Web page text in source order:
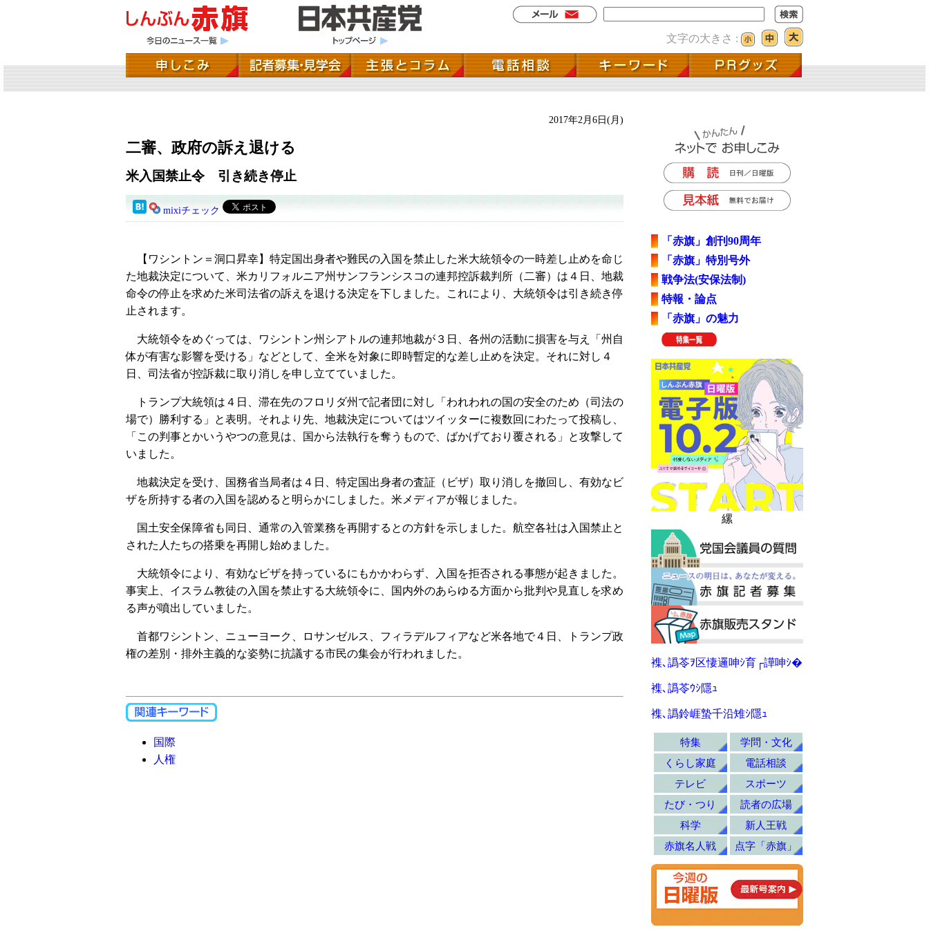
文字の大きさ :
2017年2月6日(月)
二審、政府の訴え退ける
米入国禁止令 引き続き停止
mixiチェック
【ワシントン＝洞口昇幸】特定国出身者や難民の入国を禁止した米大統領令の一時差し止めを命じ
た地裁決定について、米カリフォルニア州サンフランシスコの連邦控訴裁判所（二審）は４日、地裁
命令の停止を求めた米司法省の訴えを退ける決定を下しました。これにより、大統領令は引き続き停
止されます。
大統領令をめぐっては、ワシントン州シアトルの連邦地裁が３日、各州の活動に損害を与え「州自
体が有害な影響を受ける」などとして、全米を対象に即時暫定的な差し止めを決定。それに対し４
日、司法省が控訴裁に取り消しを申し立てていました。
トランプ大統領は４日、滞在先のフロリダ州で記者団に対し「われわれの国の安全のため（司法の
場で）勝利する」と表明。それより先、地裁決定についてはツイッターに複数回にわたって投稿し、
「この判事とかいうやつの意見は、国から法執行を奪うもので、ばかげており覆される」と攻撃して
いました。
地裁決定を受け、国務省当局者は４日、特定国出身者の査証（ビザ）取り消しを撤回し、有効なビ
ザを所持する者の入国を認めると明らかにしました。米メディアが報じました。
国土安全保障省も同日、通常の入管業務を再開するとの方針を示しました。航空各社は入国禁止と
された人たちの搭乗を再開し始めました。
大統領令により、有効なビザを持っているにもかかわらず、入国を拒否される事態が起きました。
事実上、イスラム教徒の入国を禁止する大統領令に、国内外のあらゆる方面から批判や見直しを求め
る声が噴出していました。
首都ワシントン、ニューヨーク、ロサンゼルス、フィラデルフィアなど米各地で４日、トランプ政
権の差別・排外主義的な姿勢に抗議する市民の集会が行われました。
国際
人権
「赤旗」創刊90周年
「赤旗」特別号外
戦争法(安保法制)
特報・論点
「赤旗」の魅力
縲
襍､譌苓ｦ区悽邏呻ｼ育┌譁呻ｼ�
襍､譌苓ｳｼ隱ｭ
襍､譌鈴崕蟄千沿雉ｼ隱ｭ
特集
学問・文化
くらし家庭
電話相談
テレビ
スポーツ
たび・つり
読者の広場
科学
新人王戦
赤旗名人戦
点字「赤旗」